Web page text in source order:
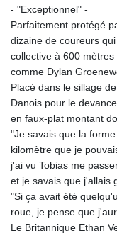
- "Exceptionnel" -
Parfaitement protégé
dizaine de coureurs
collective à 600
comme Dylan
Placé dans le sillage
Danois pour le
en faux-plat montant
"Je savais que la
kilomètre que je
j'ai vu Tobias me
et je savais que j'allais
"Si ça avait été
roue, je pense que
Le Britannique Ethan